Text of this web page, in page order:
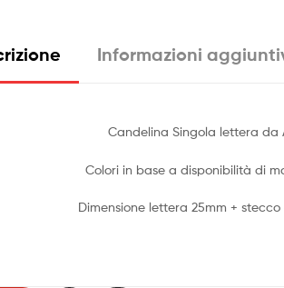
Informazioni
Candelina Singola lettera da
Colori in base a disponibilità di
Dimensione lettera 25mm +